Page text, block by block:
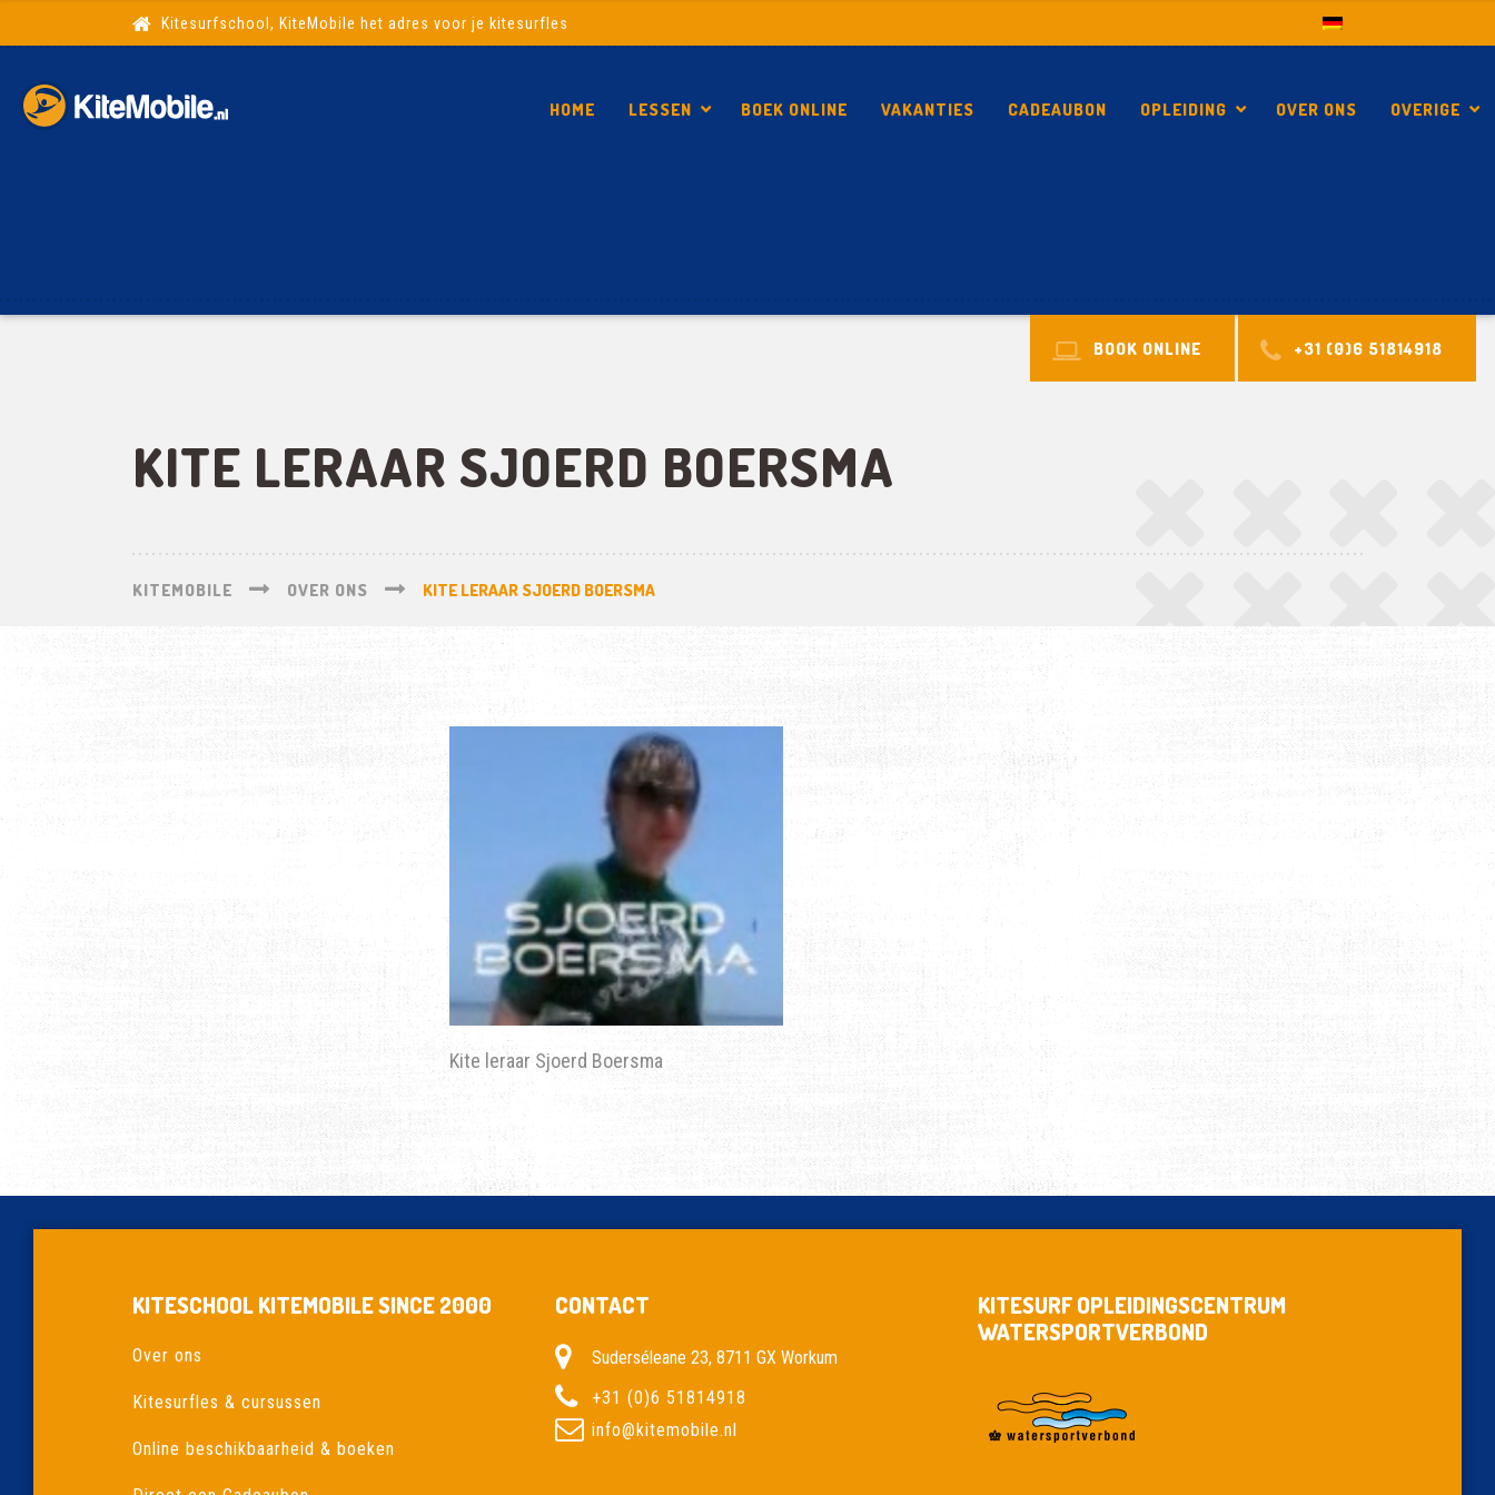
Kitesurfschool, KiteMobile het adres voor je kitesurfles
HOME LESSEN BOEK ONLINE VAKANTIES CADEAUBON OPLEIDING OVER ONS OVERIGE
BOOK ONLINE +31 (0)6 51814918
KITE LERAAR SJOERD BOERSMA
KITEMOBILE OVER ONS KITE LERAAR SJOERD BOERSMA
Kite leraar Sjoerd Boersma
KITESCHOOL KITEMOBILE SINCE 2000
Over ons
Kitesurfles & cursussen
Online beschikbaarheid & boeken
CONTACT
Suderséleane 23, 8711 GX Workum
+31 (0)6 51814918
info@kitemobile.nl
KITESURF OPLEIDINGSCENTRUM
WATERSPORTVERBOND